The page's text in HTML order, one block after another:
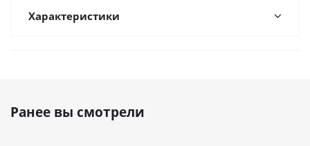
Характеристики
Ранее вы смотрели